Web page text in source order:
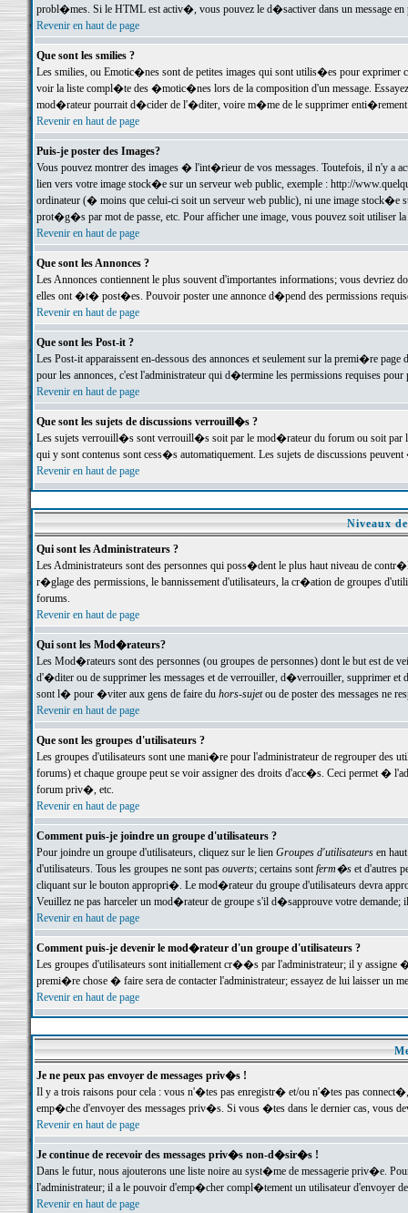
probl�mes. Si le HTML est activ�, vous pouvez le d�sactiver dans un message en
Revenir en haut de page
Que sont les smilies ?
Les smilies, ou Emotic�nes sont de petites images qui sont utilis�es pour exprimer
voir la liste compl�te des �motic�nes lors de la composition d'un message.
mod�rateur pourrait d�cider de l'�diter, voire m�me de le supprimer
Revenir en haut de page
Puis-je poster des Images?
Vous pouvez montrer des images � l'int�rieur de vos messages. Toutefois, il n'y a
lien vers votre image stock�e sur un serveur web public, exemple : http://
ordinateur (� moins que celui-ci soit un serveur web public), ni une image stock�e
prot�g�s par mot de passe, etc. Pour afficher une image, vous pouvez soit
Revenir en haut de page
Que sont les Annonces ?
Les Annonces contiennent le plus souvent d'importantes informations; vous devriez
elles ont �t� post�es. Pouvoir poster une annonce d�pend des permissions
Revenir en haut de page
Que sont les Post-it ?
Les Post-it apparaissent en-dessous des annonces et seulement sur la premi�re
pour les annonces, c'est l'administrateur qui d�termine les permissions requises pour
Revenir en haut de page
Que sont les sujets de discussions verrouill�s ?
Les sujets verrouill�s sont verrouill�s soit par le mod�rateur du forum ou soit par
qui y sont contenus sont cess�s automatiquement. Les sujets de discussions
Revenir en haut de page
Niveaux
Qui sont les Administrateurs ?
Les Administrateurs sont des personnes qui poss�dent le plus haut niveau de
r�glage des permissions, le bannissement d'utilisateurs, la cr�ation de groupes
forums.
Revenir en haut de page
Qui sont les Mod�rateurs?
Les Mod�rateurs sont des personnes (ou groupes de personnes) dont le but est de
d'�diter ou de supprimer les messages et de verrouiller, d�verrouiller, supprimer
sont l� pour �viter aux gens de faire du hors-sujetou de poster des messages ne
Revenir en haut de page
Que sont les groupes d'utilisateurs ?
Les groupes d'utilisateurs sont une mani�re pour l'administrateur de regrouper des
forums) et chaque groupe peut se voir assigner des droits d'acc�s. Ceci permet
forum priv�, etc.
Revenir en haut de page
Comment puis-je joindre un groupe d'utilisateurs ?
Pour joindre un groupe d'utilisateurs, cliquez sur le lien Groupes d'utilisateursen haut
d'utilisateurs. Tous les groupes ne sont pas ouverts; certains sontferm�set d'autres
cliquant sur le bouton appropri�. Le mod�rateur du groupe d'utilisateurs devra
Veuillez ne pas harceler un mod�rateur de groupe s'il d�sapprouve votre demande;
Revenir en haut de page
Comment puis-je devenir le mod�rateur d'un groupe d'utilisateurs ?
Les groupes d'utilisateurs sont initiallement cr��s par l'administrateur; il y
premi�re chose � faire sera de contacter l'administrateur; essayez de lui laisser un
Revenir en haut de page
Je ne peux pas envoyer de messages priv�s !
Il y a trois raisons pour cela : vous n'�tes pas enregistr� et/ou n'�tes pas
emp�che d'envoyer des messages priv�s. Si vous �tes dans le dernier cas, vous
Revenir en haut de page
Je continue de recevoir des messages priv�s non-d�sir�s !
Dans le futur, nous ajouterons une liste noire au syst�me de messagerie priv�e.
l'administrateur; il a le pouvoir d'emp�cher compl�tement un utilisateur d'envoyer
Revenir en haut de page